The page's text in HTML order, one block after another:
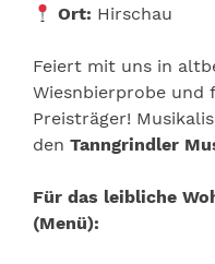
Ort: Hirschau
Feiert mit uns in
Wiesnbierprobe und
Preisträger!
den Tanngrindler
Für das leibliche
(Menü):